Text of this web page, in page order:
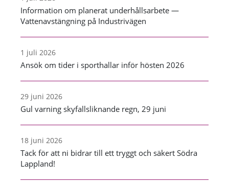
Information om planerat underhållsarbete —
Vattenavstängning på Industrivägen
1 juli 2026
Ansök om tider i sporthallar inför hösten 2026
29 juni 2026
Gul varning skyfallsliknande regn, 29 juni
18 juni 2026
Tack för att ni bidrar till ett tryggt och säkert Södra
Lappland!